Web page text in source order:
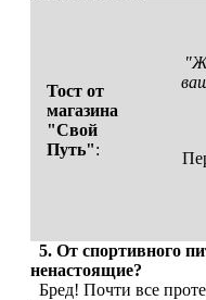
Казеин
Многокомпонентный и
Снижение веса
Тост от
магазина
"Свой
Путь":
5. От спортивного
ненастоящие?
Бред! Почти все